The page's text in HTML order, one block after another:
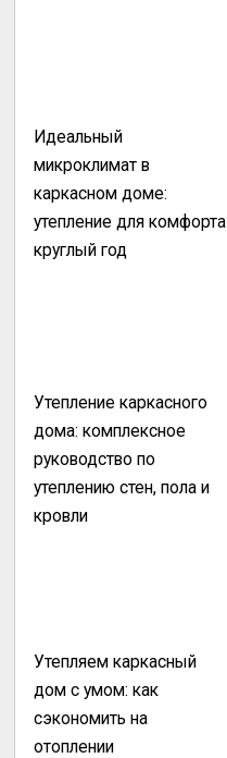
Идеальный
микроклимат в
каркасном доме:
утепление для комфорта
круглый год
Утепление каркасного
дома: комплексное
руководство по
утеплению стен, пола и
кровли
Утепляем каркасный
дом с умом: как
сэкономить на
отоплении